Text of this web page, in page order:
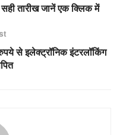
तारीख जानें एक क्लिक में
से इलेक्ट्रॉनिक इंटरलॉकिंग